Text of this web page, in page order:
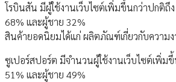
โรบินสัน มีผู้ใช้งานเว็บไซต์เพิ่มขึ้นกว่าปกติถึ
68% และผู้ชาย 32%
สินค้ายอดนิยมได้แก่ ผลิตภัณฑ์เกี่ยวกับความ
ซูเปอร์สปอร์ต มีจำนวนผู้ใช้งานเว็บไซต์เพิ่ม
51% และผู้ชาย 49%